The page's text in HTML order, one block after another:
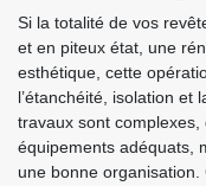
Si la totalité de vos
et en piteux état, une
esthétique, cette
l’étanchéité, isolation et
travaux sont
équipements adéquats,
une bonne